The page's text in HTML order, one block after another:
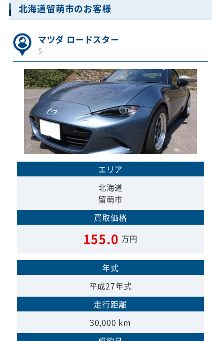
北海道留萌市のお客様
マツダ ロードスター
S
エリア
北海道
留萌市
買取価格
155.0 万円
年式
平成27年式
走行距離
30,000 km